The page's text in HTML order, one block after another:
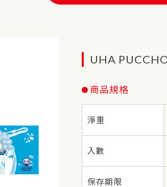
UHA
商品規格
淨重
入數
保存期限